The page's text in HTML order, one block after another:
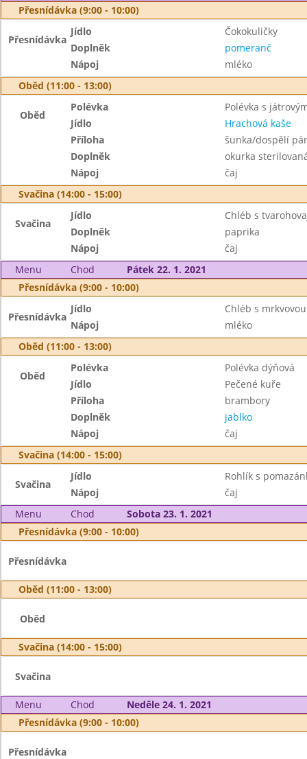
Přesnídávka (9:00 - 10:00)
Přesnídávka
Jídlo
Čokokuličky
Doplněk
pomeranč
Nápoj
mléko
Oběd (11:00 - 13:00)
Oběd
Polévka
Polévka s
Jídlo
Hrachová kaše
Příloha
šunka/dospělí
Doplněk
okurka
Nápoj
čaj
Svačina (14:00 - 15:00)
Svačina
Jídlo
Chléb s
Doplněk
paprika
Nápoj
čaj
Menu
Chod
Pátek 22. 1. 2021
Přesnídávka (9:00 - 10:00)
Přesnídávka
Jídlo
Chléb s
Nápoj
mléko
Oběd (11:00 - 13:00)
Oběd
Polévka
Polévka dýňová
Jídlo
Pečené kuře
Příloha
brambory
Doplněk
jablko
Nápoj
čaj
Svačina (14:00 - 15:00)
Svačina
Jídlo
Rohlík s
Nápoj
čaj
Menu
Chod
Sobota 23. 1. 2021
Přesnídávka (9:00 - 10:00)
Přesnídávka
Oběd (11:00 - 13:00)
Oběd
Svačina (14:00 - 15:00)
Svačina
Menu Chod
Neděle 24. 1. 2021
Přesnídávka (9:00 - 10:00)
Přesnídávka